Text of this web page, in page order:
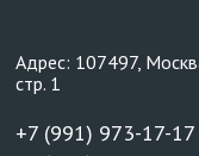
Адрес: 107497,
стр. 1
+7 (991) 973-17-17